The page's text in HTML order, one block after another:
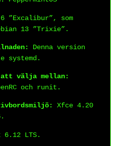
6 ”Excalibur”, som
13 ”Trixie”.
Denna version
systemd.
välja mellan:
och runit.
Xfce 4.20
6.12 LTS.